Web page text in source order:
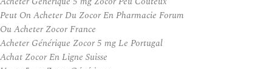
Peut On Acheter Du Zocor En Pharmacie Forum
Ou Acheter Zocor France
Acheter Générique Zocor 5 mg Le Portugal
Achat Zocor En Ligne Suisse